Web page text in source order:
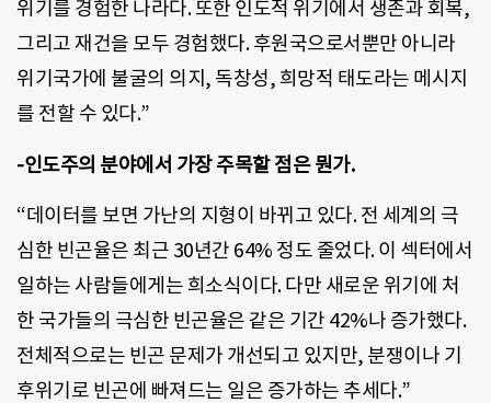
위기를 경험한 나라다. 또한 인도적 위기에서 생존과 회복,
그리고 재건을 모두 경험했다. 후원국으로서뿐만 아니라
위기국가에 불굴의 의지, 독창성, 희망적 태도라는 메시지
를 전할 수 있다.”
-인도주의 분야에서 가장 주목할 점은 뭔가.
“데이터를 보면 가난의 지형이 바뀌고 있다. 전 세계의 극
심한 빈곤율은 최근 30년간 64% 정도 줄었다. 이 섹터에서
일하는 사람들에게는 희소식이다. 다만 새로운 위기에 처
한 국가들의 극심한 빈곤율은 같은 기간 42%나 증가했다.
전체적으로는 빈곤 문제가 개선되고 있지만, 분쟁이나 기
후위기로 빈곤에 빠져드는 일은 증가하는 추세다.”